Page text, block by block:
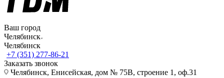
Ваш город
Челябинск
Челябинск
+7 (351) 277-86-21
Заказать звонок
Челябинск, Енисейская, дом № 75В, строение 1, оф.31